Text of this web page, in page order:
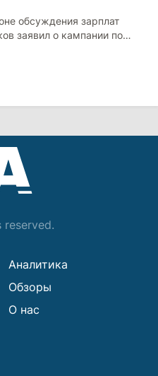
обсуждения зарплат
заявил о кампании по
учреждения
Аналитика
Обзоры
О нас